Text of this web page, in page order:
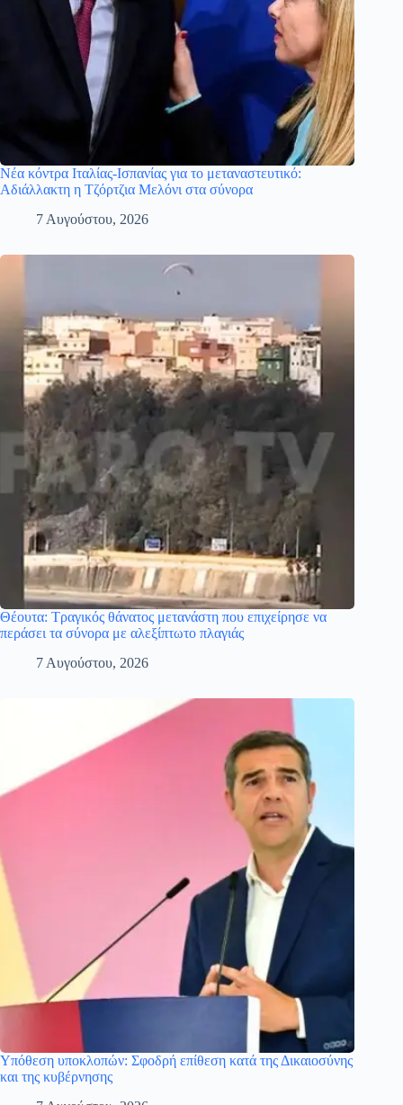
Νέα κόντρα Ιταλίας-Ισπανίας για το μεταναστευτικό:
Αδιάλλακτη η Τζόρτζια Μελόνι στα σύνορα
7 Αυγούστου, 2026
Θέουτα: Τραγικός θάνατος μετανάστη που επιχείρησε να
περάσει τα σύνορα με αλεξίπτωτο πλαγιάς
7 Αυγούστου, 2026
Υπόθεση υποκλοπών: Σφοδρή επίθεση κατά της Δικαιοσύνης
και της κυβέρνησης